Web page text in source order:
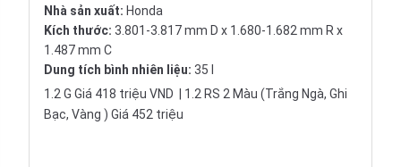
Nhà sản xuất: Honda
Kích thước: 3.801-3.817 mm D x 1.680-1.682 mm R x
1.487 mm C
Dung tích bình nhiên liệu: 35 l
1.2 G Giá 418 triệu VND | 1.2 RS 2 Màu (Trắng Ngà, Ghi
Bạc, Vàng ) Giá 452 triệu